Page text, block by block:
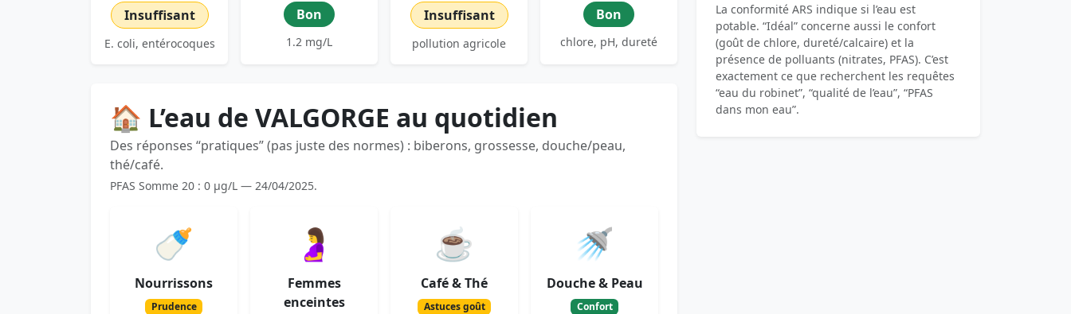
Insuffisant
E. coli, entérocoques
Bon
1.2 mg/L
Insuffisant
pollution agricole
Bon
chlore, pH, dureté
🏠 L’eau de VALGORGE au quotidien
Des réponses “pratiques” (pas juste des normes) : biberons, grossesse, douche/peau,
thé/café.
PFAS Somme 20 : 0 µg/L — 24/04/2025.
🍼
Nourrissons
Prudence
🤰
Femmes
enceintes
☕
Café & Thé
Astuces goût
🚿
Douche & Peau
Confort
La conformité ARS indique si l’eau est
potable. “Idéal” concerne aussi le confort
(goût de chlore, dureté/calcaire) et la
présence de polluants (nitrates, PFAS). C’est
exactement ce que recherchent les requêtes
“eau du robinet”, “qualité de l’eau”, “PFAS
dans mon eau”.